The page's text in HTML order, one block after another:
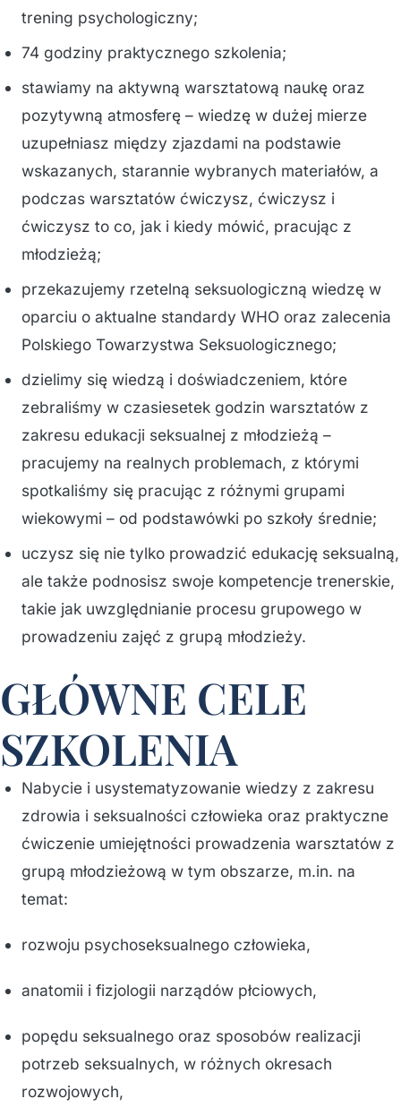
trening psychologiczny;
74 godziny praktycznego szkolenia;
stawiamy na aktywną warsztatową naukę oraz
pozytywną atmosferę – wiedzę w dużej mierze
uzupełniasz między zjazdami na podstawie
wskazanych, starannie wybranych materiałów, a
podczas warsztatów ćwiczysz, ćwiczysz i
ćwiczysz to co, jak i kiedy mówić, pracując z
młodzieżą;
przekazujemy rzetelną seksuologiczną wiedzę w
oparciu o aktualne standardy WHO oraz zalecenia
Polskiego Towarzystwa Seksuologicznego;
dzielimy się wiedzą i doświadczeniem, które
zebraliśmy w czasiesetek godzin warsztatów z
zakresu edukacji seksualnej z młodzieżą –
pracujemy na realnych problemach, z którymi
spotkaliśmy się pracując z różnymi grupami
wiekowymi – od podstawówki po szkoły średnie;
uczysz się nie tylko prowadzić edukację seksualną,
ale także podnosisz swoje kompetencje trenerskie,
takie jak uwzględnianie procesu grupowego w
prowadzeniu zajęć z grupą młodzieży.
GŁÓWNE CELE
SZKOLENIA
Nabycie i usystematyzowanie wiedzy z zakresu
zdrowia i seksualności człowieka oraz praktyczne
ćwiczenie umiejętności prowadzenia warsztatów z
grupą młodzieżową w tym obszarze, m.in. na
temat:
rozwoju psychoseksualnego człowieka,
anatomii i fizjologii narządów płciowych,
popędu seksualnego oraz sposobów realizacji
potrzeb seksualnych, w różnych okresach
rozwojowych,